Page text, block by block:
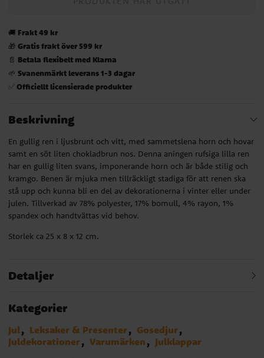
🚚 Frakt 49 kr
🎁 Gratis frakt över 599 kr
📄 Betala flexibelt med Klarna
🌱 Svanenmärkt leverans 1-3 dagar
✅ Officiellt licensierade produkter
Beskrivning
En gullig ren i ljusbrunt och vitt, med sammetslena horn och hovar
samt en söt liten chokladbrun nos. Denna aningen rufsiga lilla ren
har en gullig liten svans, imponerande horn och är både stilig och
kramgo. Benen är mjuka men tillräckligt stadiga för att renen ska
stå upp och kunna bli en del av dekorationerna i vinter eller under
julen. Tillverkad av 78% polyester, 17% bomull, 4% rayon, 1%
spandex och handtvättas vid behov.
Storlek ca 25 x 8 x 12 cm.
Detaljer
Kategorier
Jul Leksaker & Presenter
Gosedjur
Juldekorationer
Varumärken Julklappar